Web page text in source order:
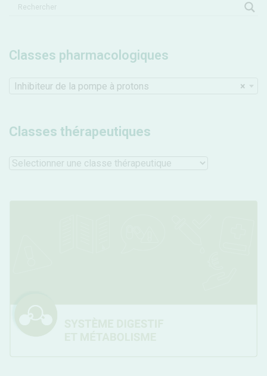
Classes pharmacologiques
×
Inhibiteur de la pompe à protons
Classes thérapeutiques